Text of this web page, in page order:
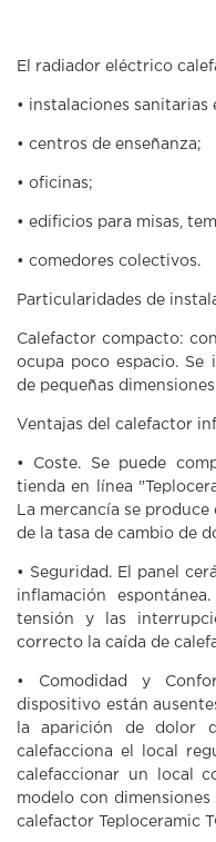
El radiador eléctrico
• instalaciones sanitarias
• centros de enseñanza;
• oficinas;
• edificios para misas,
• comedores colectivos.
Particularidades de
Calefactor compacto:
ocupa poco espacio. Se
de pequeñas
Ventajas del calefactor
• Coste. Se puede
tienda en línea
La mercancía se
de la tasa de cambio de
• Seguridad. El panel
inflamación
tensión y las
correcto la caída de
• Comodidad y
dispositivo están
la aparición de dolor
calefacciona el local
calefaccionar un local
modelo con dimensiones
calefactor Teploceramic